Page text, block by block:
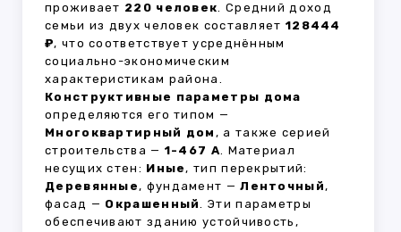
проживает 220 человек. Средний доход
семьи из двух человек составляет 128444
₽, что соответствует усреднённым
социально-экономическим
характеристикам района.
Конструктивные параметры дома
определяются его типом —
Многоквартирный дом , а также серией
строительства — 1-467 А. Материал
несущих стен: Иные, тип перекрытий:
Деревянные, фундамент —Ленточный,
фасад — Окрашенный. Эти параметры
обеспечивают зданию устойчивость,